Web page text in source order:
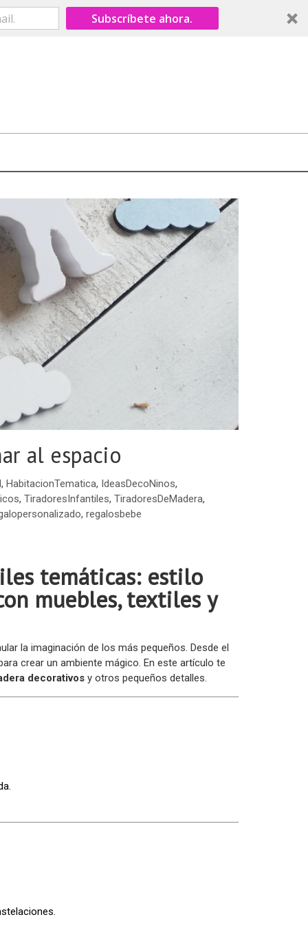
Subscríbete ahora.
al espacio
, HabitacionTematica, IdeasDecoNinos,
, TiradoresInfantiles, TiradoresDeMadera,
, regalosbebe
temáticas: estilo
muebles, textiles y
la imaginación de los más pequeños. Desde el
crear un ambiente mágico. En este artículo te
decorativosy otros pequeños detalles.